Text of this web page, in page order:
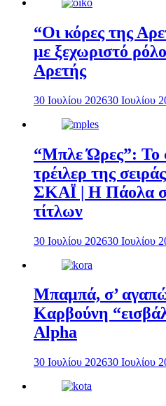
“Οι κόρες της
με ξεχωριστό
Αρετής
30 Ιουλίου 202630 Ιουλίου
“Μπλε Ώρες”: Το
τρέιλερ της
ΣΚΑΪ | Η Πάολα
τίτλων
30 Ιουλίου 202630 Ιουλίου
Μπαμπά, σ’
Καρβούνη
Alpha
30 Ιουλίου 202630 Ιουλίου